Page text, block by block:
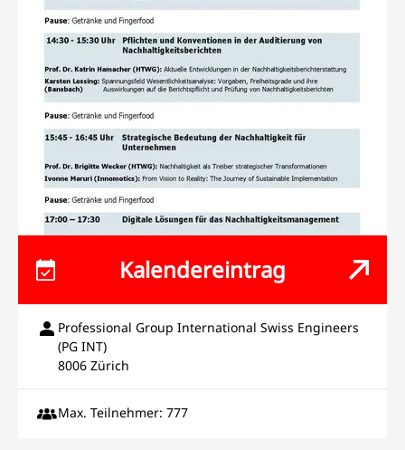
Kalendereintrag
Professional Group International Swiss Engineers
(PG INT)
8006 Zürich
Max. Teilnehmer: 777